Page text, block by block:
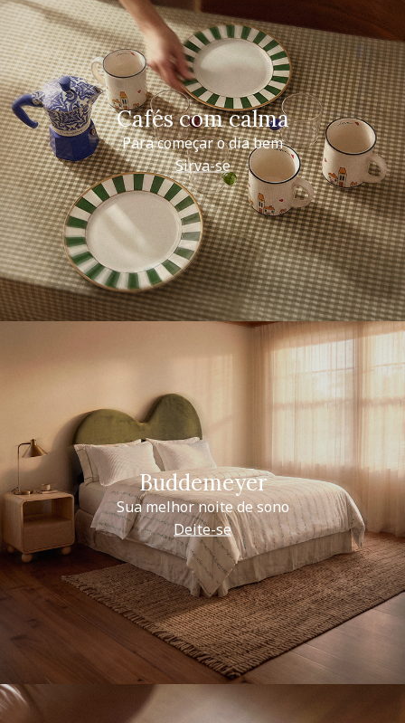
Cafés com calma
Para começar o dia bem
Sirva-se
Buddemeyer
Sua melhor noite de sono
Deite-se